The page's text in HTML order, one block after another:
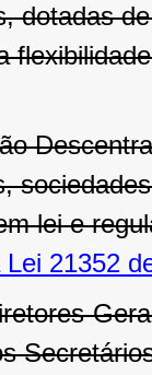
dotadas
lei e
21352